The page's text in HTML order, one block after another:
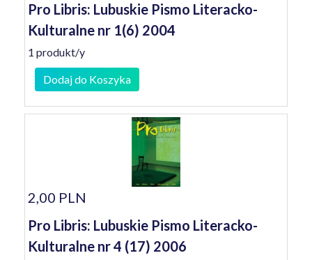
Pro Libris: Lubuskie Pismo Literacko-
Kulturalne nr 1(6) 2004
1 produkt/y
Dodaj do Koszyka
2,00 PLN
Pro Libris: Lubuskie Pismo Literacko-
Kulturalne nr 4 (17) 2006